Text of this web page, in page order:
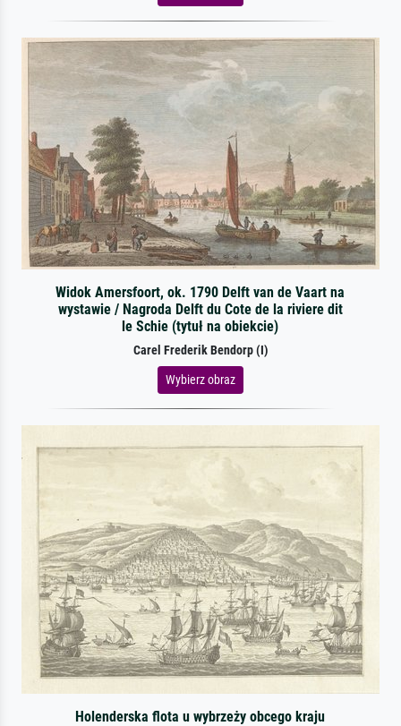
Widok Amersfoort, ok. 1790 Delft van de Vaart na
wystawie / Nagroda Delft du Cote de la riviere dit
le Schie (tytuł na obiekcie)
Carel Frederik Bendorp (I)
Wybierz obraz
Holenderska flota u wybrzeży obcego kraju